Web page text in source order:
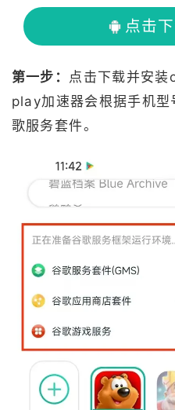
点击
第一步： 点击下载并安
play加速器会根据手机型
歌服务套件。